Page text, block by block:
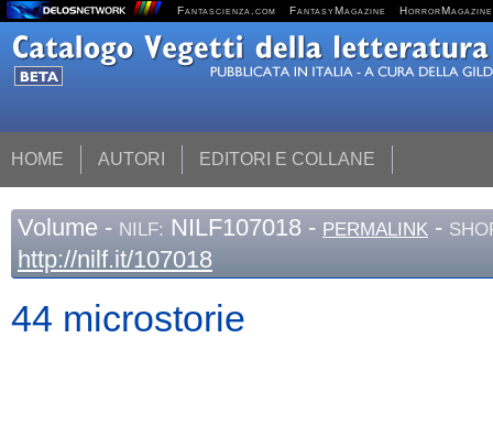
Fantascienza.com FantasyMagazine HorrorMagazine
HOME AUTORI EDITORI E COLLANE
Volume - NILF: NILF107018 - PERMALINK -
http://nilf.it/107018
44 microstorie